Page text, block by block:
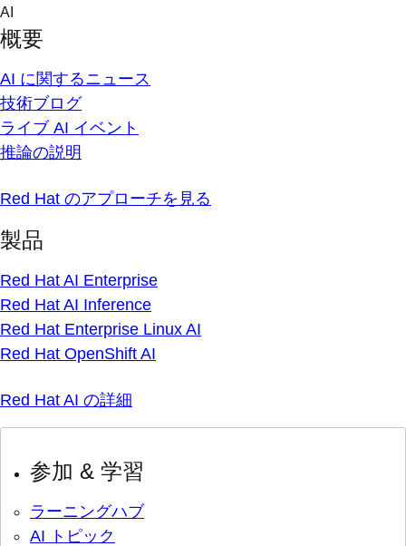
Skip
content
AI
概要
AI に関するニュース
技術ブログ
ライブ AI イベント
推論の説明
Red Hat のアプローチを見る
製品
Red Hat AI Enterprise
Red Hat AI Inference
Red Hat Enterprise Linux AI
Red Hat OpenShift AI
Red Hat AI の詳細
参加 & 学習
ラーニングハブ
AI トピック